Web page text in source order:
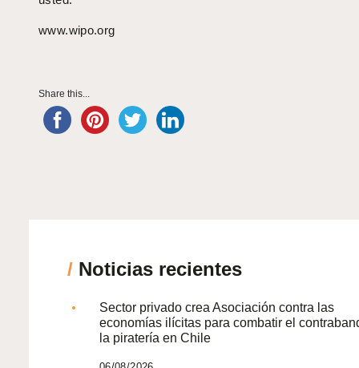
www.wipo.org
Share this...
/ Noticias recientes
Sector privado crea Asociación contra las
economías ilícitas para combatir el
la piratería en Chile